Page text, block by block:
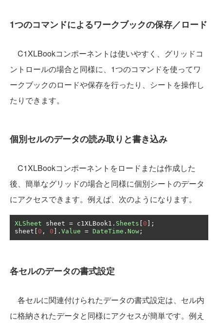
1つのコマンドによるワークブックの保存／ロード
C1XLBookコンポーネントは使いやすく、グリッドコ
ントロールの場合と同様に、1つのコマンドを使ってワ
ークブックのロードや保存を行ったり、シートを操作し
たりできます。
個別セルのデータの読み取りと書き込み
C1XLBookコンポーネントをロードまたは作成した
後、簡単なグリッドの場合と同様に個別シートのデータ
にアクセスできます。例えば、次のようになります。
XLSheet sheet = c1XLBook1 . Sheets 0 ];
sheet
0 , 0 ]. Value = DateTime . Now ;
各セルのデータの書式設定
各セルに関連付けられたデータの書式設定は、セル内
に格納されたデータと同様にアクセスが簡単です。例え